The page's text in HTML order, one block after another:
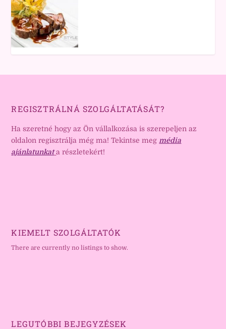
REGISZTRÁLNÁ SZOLGÁLTATÁSÁT?
Ha szeretné hogy az Ön vállalkozása is szerepeljen az
oldalon regisztrálja még ma! Tekintse meg média
ajánlatunkat a részletekért!
KIEMELT SZOLGÁLTATÓK
There are currently no listings to show.
LEGUTÓBBI BEJEGYZÉSEK